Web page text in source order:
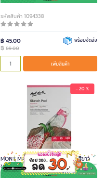
รหัสสินค้า 1094338
฿ 45.00
฿ 89.00
พร้อมจัดส่ง
เพิ่มสินค้า
- 20 %
MONT MARTE กระดาษวาดเขียน สีขาว
ขนาด A4 (25 แผ่น/เล่ม)